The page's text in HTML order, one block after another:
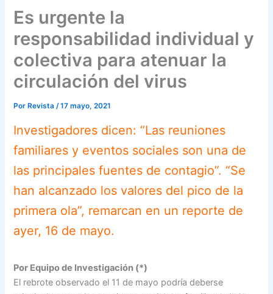
Es urgente la
responsabilidad individual y
colectiva para atenuar la
circulación del virus
Por Revista/17 mayo, 2021
Investigadores dicen: “Las reuniones
familiares y eventos sociales son una de
las principales fuentes de contagio”. “Se
han alcanzado los valores del pico de la
primera ola”, remarcan en un reporte de
ayer, 16 de mayo.
Por Equipo de Investigación (*)
El rebrote observado el 11 de mayo podría deberse